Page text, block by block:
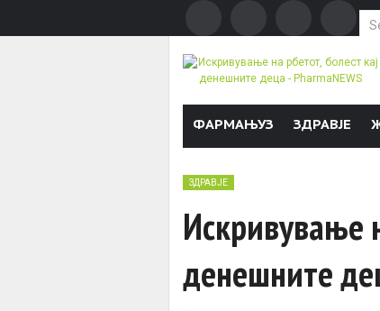
ФАРМАЊУЗ ЗДРАВЈЕ
ЗДРАВЈЕ
Искривување
денешните